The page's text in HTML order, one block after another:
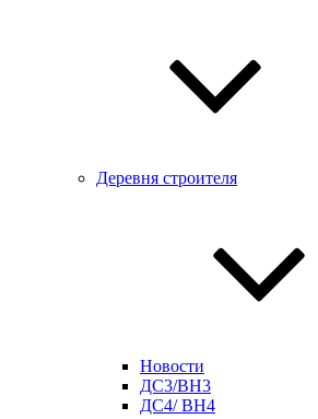
Деревня строителя
Новости
ДС3/BH3
ДС4/ BH4